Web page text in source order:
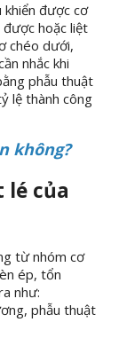
khiển được cơ
hoặc liệt
chéo dưới,
nhắc khi
phẫu thuật
lệ thành công
không?
lé của
từ nhóm cơ
ép, tổn
như:
phẫu thuật